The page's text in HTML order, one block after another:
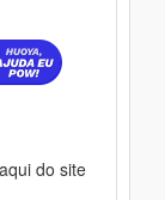
do site